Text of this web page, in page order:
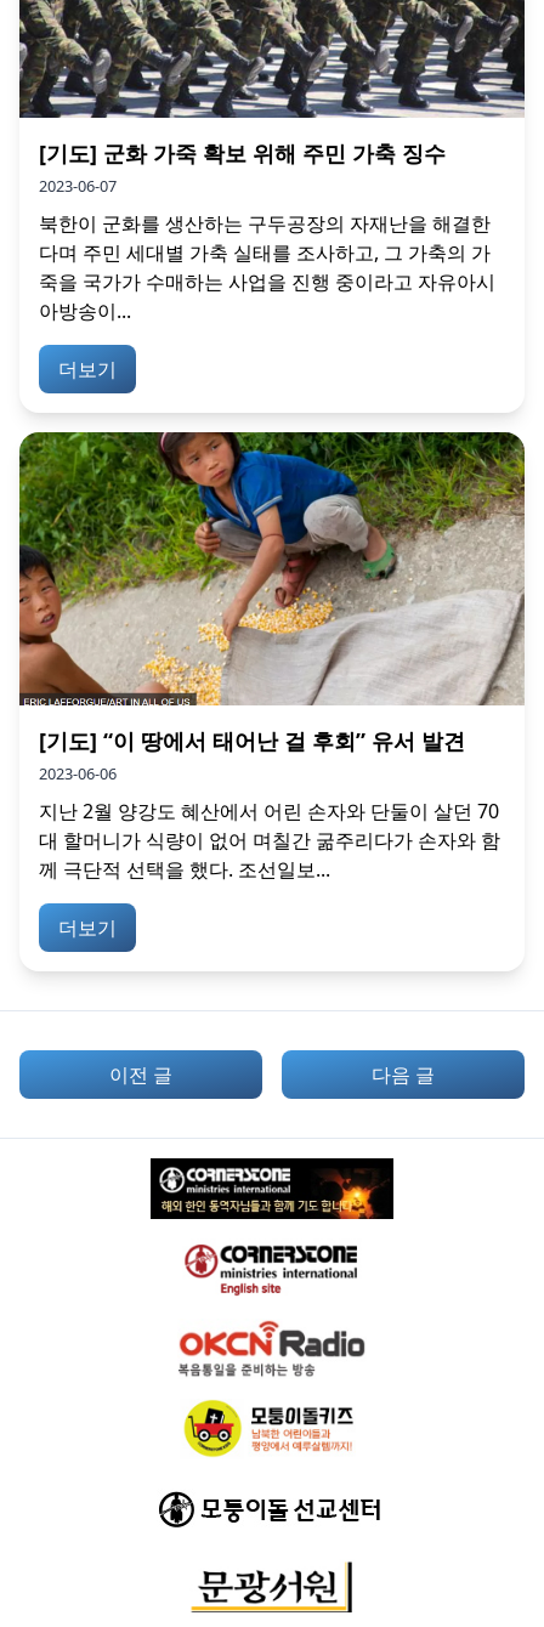
[기도] 군화 가죽 확보 위해 주민 가축 징수
2023-06-07
북한이 군화를 생산하는 구두공장의 자재난을 해결한
다며 주민 세대별 가축 실태를 조사하고, 그 가축의 가
죽을 국가가 수매하는 사업을 진행 중이라고 자유아시
아방송이...
더보기
[기도] “이 땅에서 태어난 걸 후회” 유서 발견
2023-06-06
지난 2월 양강도 혜산에서 어린 손자와 단둘이 살던 70
대 할머니가 식량이 없어 며칠간 굶주리다가 손자와 함
께 극단적 선택을 했다. 조선일보...
더보기
이전 글 다음 글